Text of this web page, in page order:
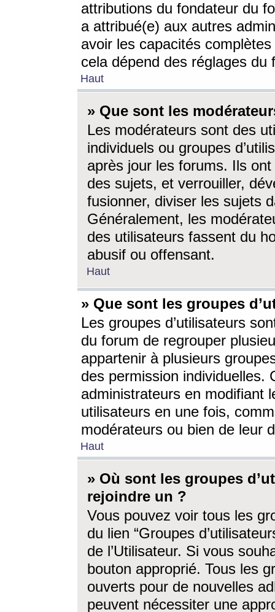
attributions du fondateur du
a attribué(e) aux autres
avoir les capacités
cela dépend des réglages du
Haut
» Que sont les
Les modérateurs sont des
individuels ou groupes
après jour les forums. Ils ont
des sujets, et verrouiller,
fusionner, diviser les sujets
Généralement, les
des utilisateurs fassent du
abusif ou offensant.
Haut
» Que sont les groupes
Les groupes d’utilisateurs
du forum de regrouper
appartenir à plusieurs
des permission individuelles.
administrateurs en modifiant
utilisateurs en une fois,
modérateurs ou bien de leur
Haut
» Où sont les groupes
rejoindre un ?
Vous pouvez voir tous les
du lien “Groupes
de l’Utilisateur. Si vous
bouton approprié. Tous les
ouverts pour de nouvelles
peuvent nécessiter une